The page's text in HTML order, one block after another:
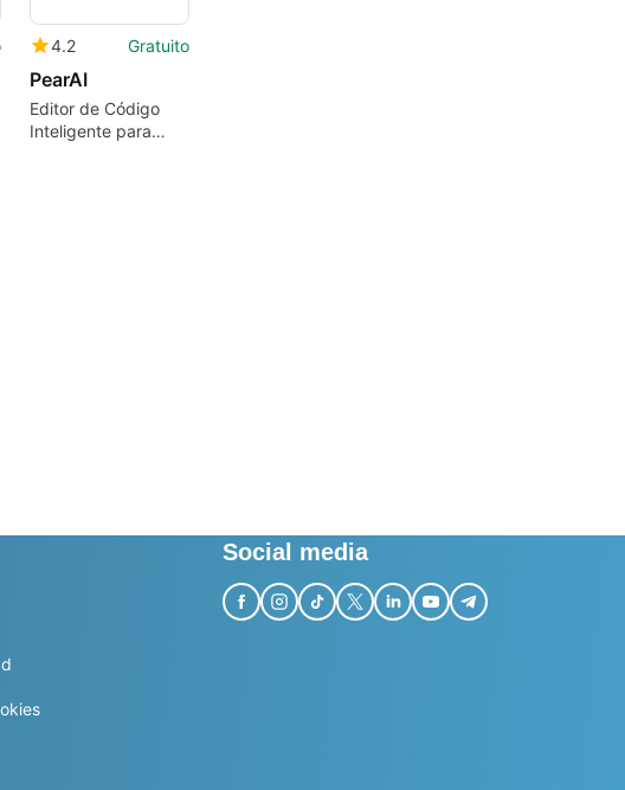
4.2 Gratuito
PearAI
Editor de Código
Inteligente para
Social media